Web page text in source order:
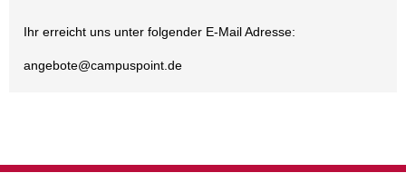
Ihr erreicht uns unter folgender E-Mail Adresse:
angebote@campuspoint.de